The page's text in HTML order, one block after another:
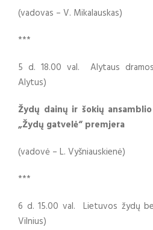
(vadovas – V. Mikalauskas)
***
5 d. 18.00 val. Alytaus
Alytus)
Žydų dainų ir šokių
„Žydų gatvelė“ premjera
(vadovė – L. Vyšniauskienė)
***
6 d. 15.00 val. Lietuvos žydų
Vilnius)